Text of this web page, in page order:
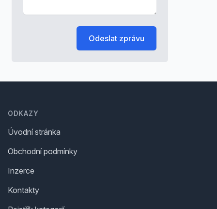
Odeslat zprávu
ODKAZY
Úvodní stránka
Obchodní podmínky
Inzerce
Kontakty